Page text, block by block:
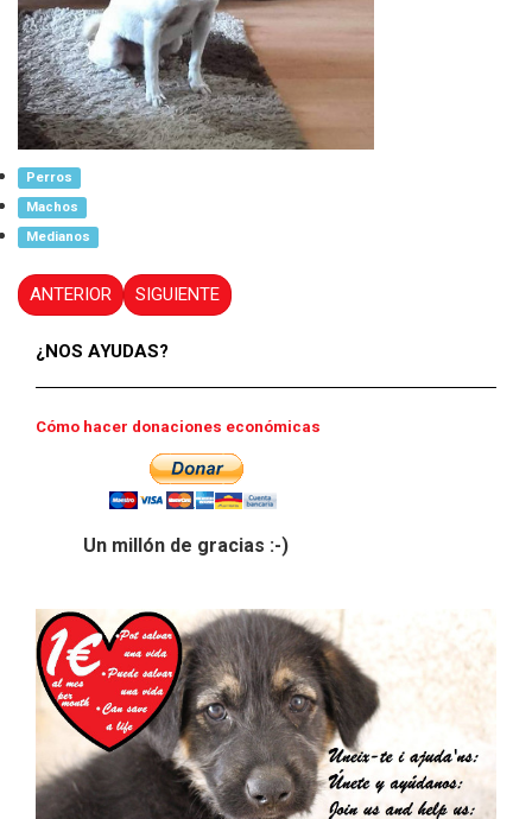
Perros
Machos
Medianos
ANTERIOR SIGUIENTE
¿NOS AYUDAS?
Cómo hacer donaciones económicas
Un millón de gracias :-)